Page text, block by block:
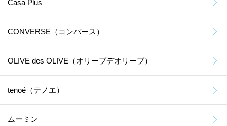
Casa Plus
CONVERSE（コンバース）
OLIVE des OLIVE（オリーブデオリーブ）
tenoé（テノエ）
ムーミン